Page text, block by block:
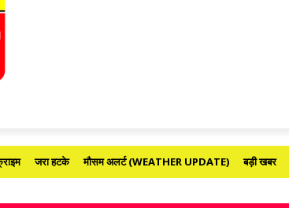
जरा हटके मौसम अलर्ट (WEATHER UPDATE) बड़ी खबर